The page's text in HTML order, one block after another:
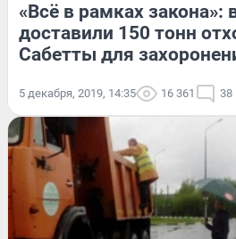
«Всё в рамках закона»:
доставили 150 тонн
Сабетты для
5 декабря, 2019, 14:35 16 361 38